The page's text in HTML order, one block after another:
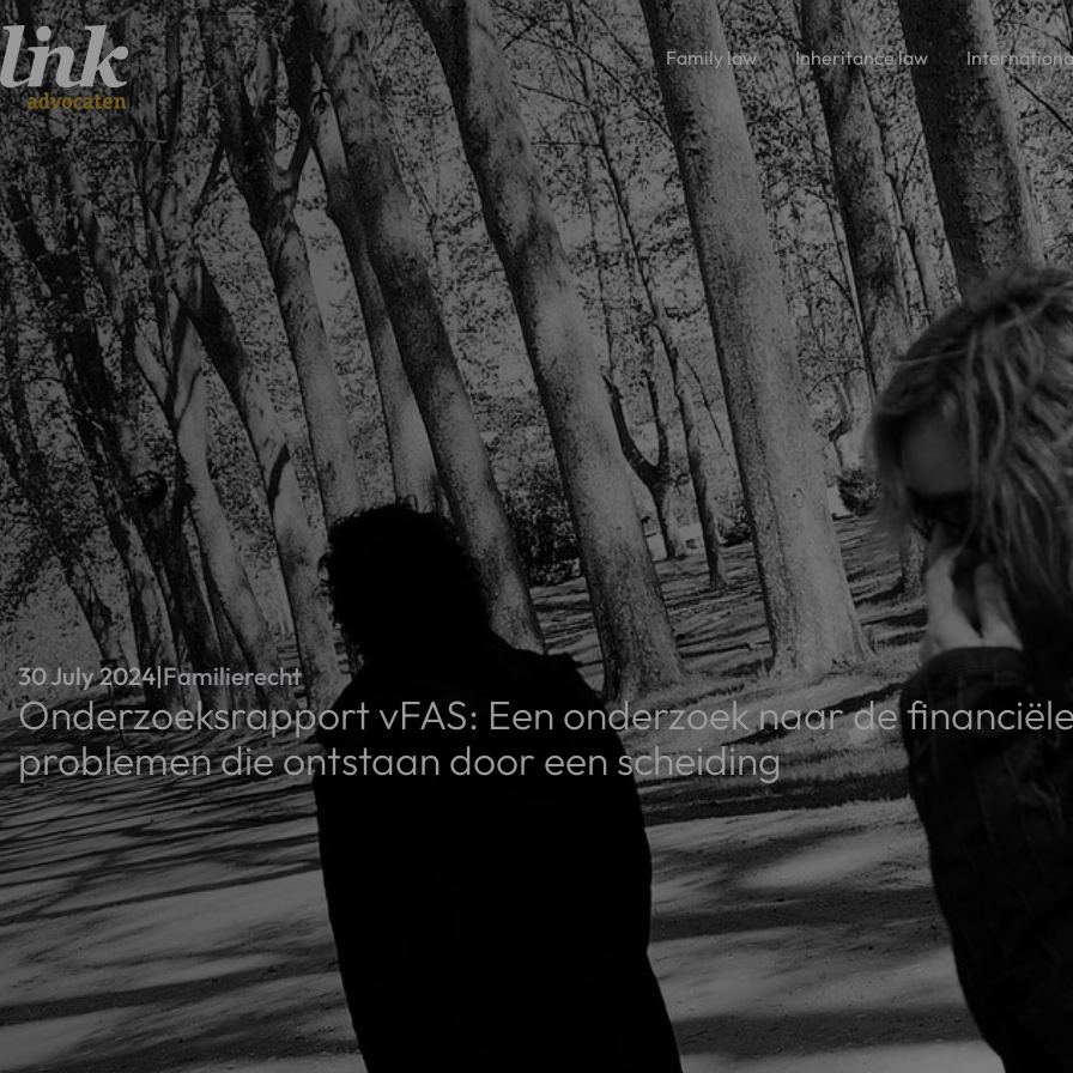
Family law Inheritance law
30 July 2024|Familierecht
Onderzoeksrapport vFAS: Een onderzoek naar de
problemen die ontstaan door een scheiding